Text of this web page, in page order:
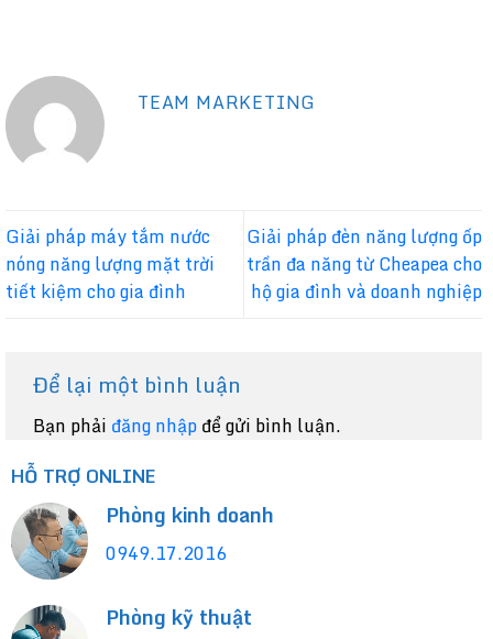
TEAM MARKETING
Giải pháp máy tắm nước
nóng năng lượng mặt trời
tiết kiệm cho gia đình
Giải pháp đèn năng lượng ốp
trần đa năng từ Cheapea cho
hộ gia đình và doanh nghiệp
Để lại một bình luận
Bạn phải đăng nhậpđể gửi bình luận.
HỖ TRỢ ONLINE
Phòng kinh doanh
0949.17.2016
Phòng kỹ thuật